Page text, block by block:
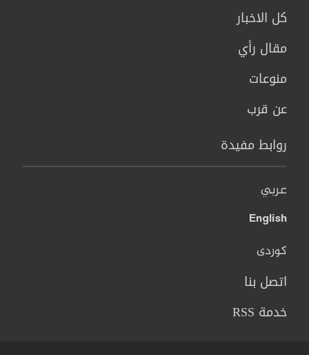
كل الاخبار
مقال رأي
منوعات
عن قرب
روابط مفيدة
عربي
English
کوردی
اتصل بنا
خدمة RSS